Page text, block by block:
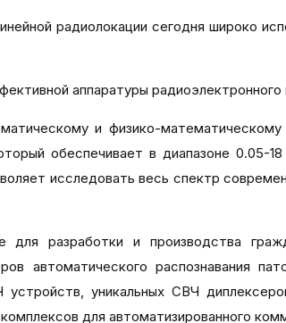
радиолокации сегодня широко
аппаратуры радиоэлектронного
и физико-математическому
обеспечивает в диапазоне 0.05-
исследовать весь спектр
разработки и производства
автоматического распознавания
уникальных СВЧ
для автоматизированного